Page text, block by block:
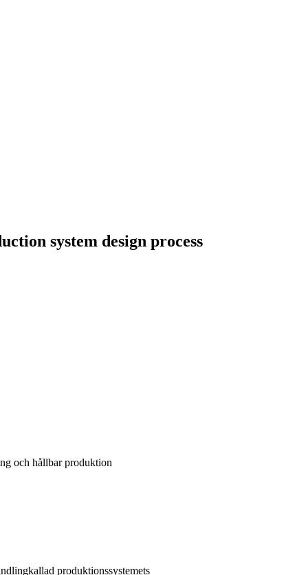
system design process
och hållbar produktion
produktionssystemets